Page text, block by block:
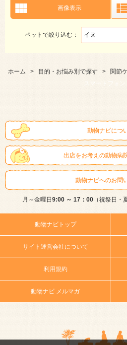
画像表示
ペットで絞り込む：
ホーム > 目的・お悩み別で探す >
関節
スマートフォン |
動物ナビにつ
出店をお考えの動物病
動物ナビへのお問
月～金曜日9:00 ～ 17：00（祝祭日・
動物ナビトップ
サイト運営会社について
利用規約
動物ナビ メルマガ